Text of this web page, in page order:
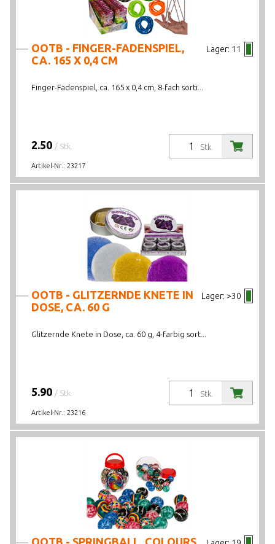
Lager: 11
OOTB - FINGER-FADENSPIEL,
CA. 165 X 0,4 CM
Finger-Fadenspiel, ca. 165 x 0,4 cm, 8-fach sorti...
Stk.
2.50 / Stk.
Artikel-Nr.: 23217
Lager: >30
OOTB - GLITZERNDE KNETE IN
DOSE, CA. 60 G
Glitzernde Knete in Dose, ca. 60 g, 4-farbig sort...
Stk.
5.90 / Stk.
Artikel-Nr.: 23216
OOTB - SPRINGBALL, COLOURS